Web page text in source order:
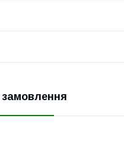
замовлення